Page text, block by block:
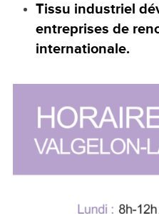
Tissu industriel
entreprises de
internationale.